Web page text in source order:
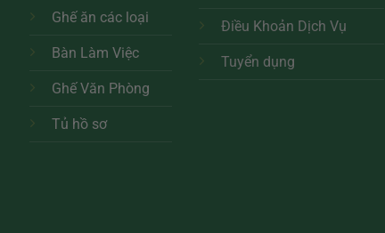
Ghế ăn các loại
Bàn Làm Việc
Ghế Văn Phòng
Tủ hồ sơ
Điều Khoản Dịch Vụ
Tuyển dụng